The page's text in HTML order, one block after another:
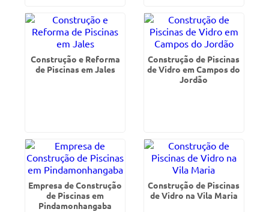
Construção e Reforma
de Piscinas em Jales
Construção de Piscinas
de Vidro em Campos do
Jordão
Empresa de Construção
de Piscinas em
Pindamonhangaba
Construção de Piscinas
de Vidro na Vila Maria